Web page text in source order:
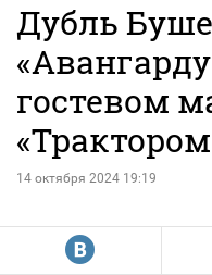
Дубль
гостевом
14 октября 2024 19:19
R